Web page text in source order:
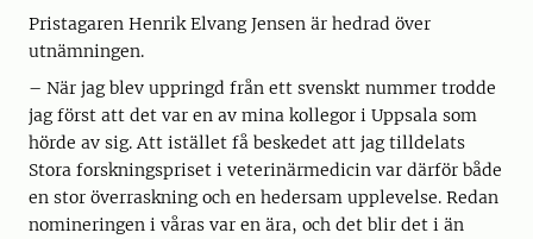
Pristagaren Henrik Elvang Jensen är hedrad över
utnämningen.
– När jag blev uppringd från ett svenskt nummer trodde
jag först att det var en av mina kollegor i Uppsala som
hörde av sig. Att istället få beskedet att jag tilldelats
Stora forskningspriset i veterinärmedicin var därför både
en stor överraskning och en hedersam upplevelse. Redan
nomineringen i våras var en ära, och det blir det i än